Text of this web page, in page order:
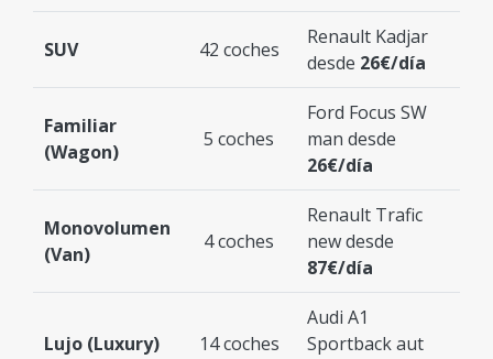
SUV 42 coches
Renault Kadjar
desde 26€/día
Familiar
(Wagon)
5 coches
Ford Focus SW
man desde
26€/día
Monovolumen
(Van)
4 coches
Renault Trafic
new desde
87€/día
Lujo (Luxury) 14 coches
Audi A1
Sportback aut